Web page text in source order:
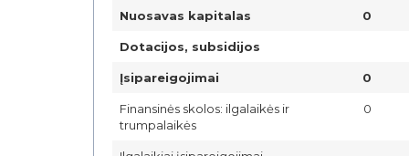
Nuosavas kapitalas 0
Dotacijos, subsidijos
Įsipareigojimai 0
Finansinės skolos: ilgalaikės ir
trumpalaikės
0